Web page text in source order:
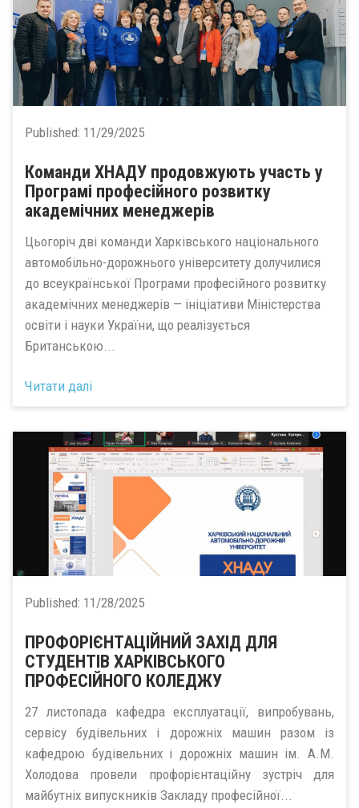
Published: 11/29/2025
Команди ХНАДУ продовжують участь у
Програмі професійного розвитку
академічних менеджерів
Цьогоріч дві команди Харківського національного
автомобільно-дорожнього університету долучилися
до всеукраїнської Програми професійного розвитку
академічних менеджерів — ініціативи Міністерства
освіти і науки України, що реалізується
Британською...
Читати далі
Published: 11/28/2025
ПРОФОРІЄНТАЦІЙНИЙ ЗАХІД ДЛЯ
СТУДЕНТІВ ХАРКІВСЬКОГО
ПРОФЕСІЙНОГО КОЛЕДЖУ
27 листопада кафедра експлуатації, випробувань,
сервісу будівельних і дорожніх машин разом із
кафедрою будівельних і дорожніх машин ім. А.М.
Холодова провели профорієнтаційну зустріч для
майбутніх випускників Закладу професійної...